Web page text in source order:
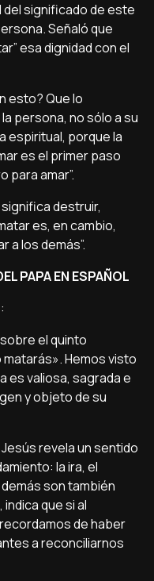
significado de este
Señaló que
esa dignidad con el
esto? Que lo
persona, no sólo a su
espiritual, porque la
es el primer paso
para amar”.
destruir,
es, en cambio,
a los demás”.
PAPA EN ESPAÑOL
el quinto
Hemos visto
es valiosa, sagrada e
y objeto de su
revela un sentido
la ira, el
son también
que si al
de haber
a reconciliarnos